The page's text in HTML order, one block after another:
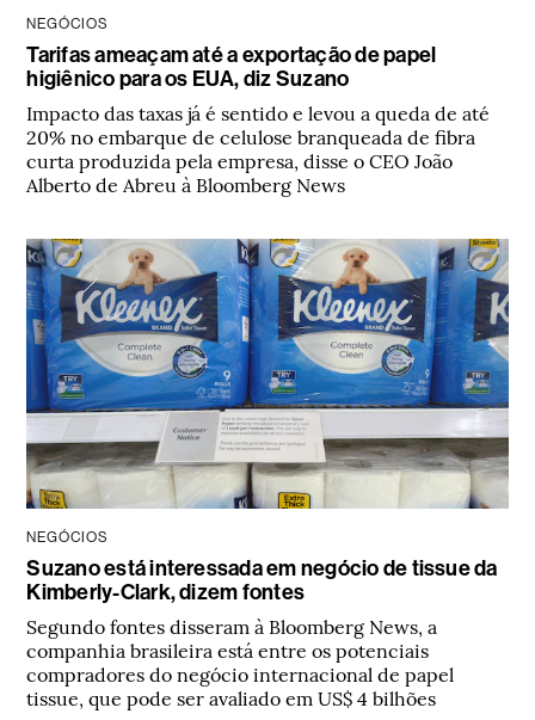
NEGÓCIOS
Tarifas ameaçam até a exportação de papel
higiênico para os EUA, diz Suzano
Impacto das taxas já é sentido e levou a queda de até
20% no embarque de celulose branqueada de fibra
curta produzida pela empresa, disse o CEO João
Alberto de Abreu à Bloomberg News
NEGÓCIOS
Suzano está interessada em negócio de tissue da
Kimberly-Clark, dizem fontes
Segundo fontes disseram à Bloomberg News, a
companhia brasileira está entre os potenciais
compradores do negócio internacional de papel
tissue, que pode ser avaliado em US$ 4 bilhões